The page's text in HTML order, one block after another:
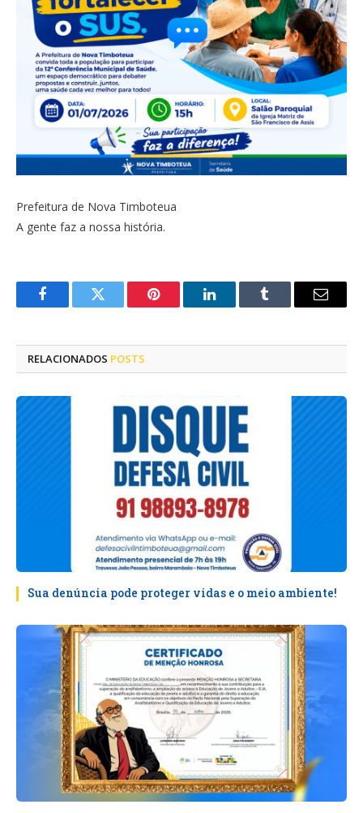
Prefeitura de Nova Timboteua
A gente faz a nossa história.
FacebookTwitter Pinterest LinkedInTumblr
E-
RELACIONADOS POSTS
Sua denúncia pode proteger vidas e o meio ambiente!